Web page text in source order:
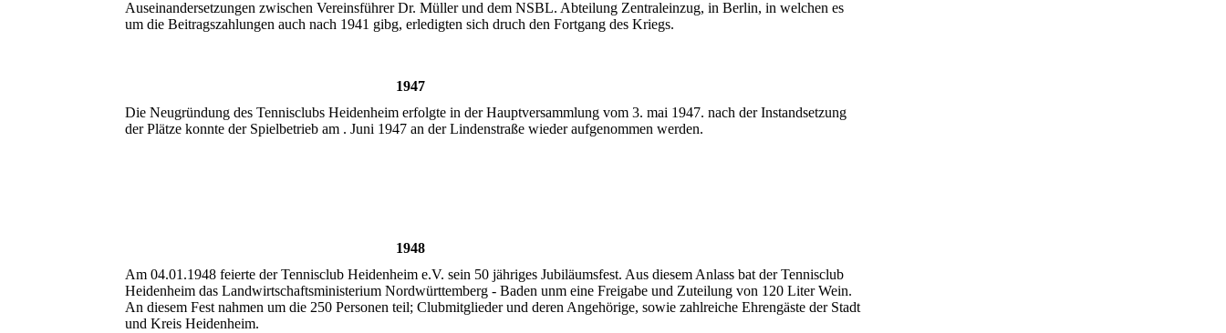
Auseinandersetzungen zwischen Vereinsführer Dr. Müller und dem NSBL. Abteilung Zentraleinzug, in Berlin, in welchen es
um die Beitragszahlungen auch nach 1941 gibg, erledigten sich druch den Fortgang des Kriegs.
1947
Die Neugründung des Tennisclubs Heidenheim erfolgte in der Hauptversammlung vom 3. mai 1947. nach der Instandsetzung
der Plätze konnte der Spielbetrieb am . Juni 1947 an der Lindenstraße wieder aufgenommen werden.
1948
Am 04.01.1948 feierte der Tennisclub Heidenheim e.V. sein 50 jähriges Jubiläumsfest. Aus diesem Anlass bat der Tennisclub
Heidenheim das Landwirtschaftsministerium Nordwürttemberg - Baden unm eine Freigabe und Zuteilung von 120 Liter Wein.
An diesem Fest nahmen um die 250 Personen teil; Clubmitglieder und deren Angehörige, sowie zahlreiche Ehrengäste der Stadt
und Kreis Heidenheim.